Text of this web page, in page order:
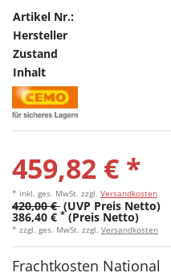
Artikel Nr.:
Hersteller
Zustand
Inhalt
459,82 € *
* inkl. ges. MwSt. zzgl. Versandkosten
420,00 € (UVP Preis Netto)
386,40 € * (Preis Netto)
* zzgl. ges. MwSt. zzgl. Versandkosten
Frachtkosten National